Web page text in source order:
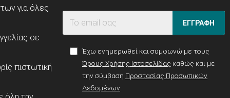
για όλες
σε
πιστωτική
ΕΓΓΡΑΦΗ
Έχω ενημερωθεί και συμφωνώ με τους
Όρους Χρήσης Ιστοσελίδας καθώς και με
την σύμβαση Προστασίας Προσωπικών
Δεδομένων